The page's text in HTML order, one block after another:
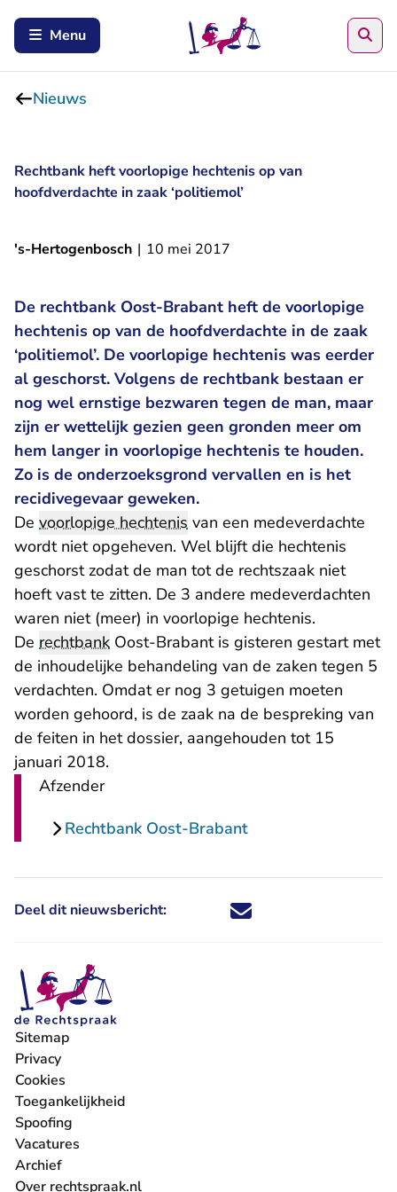
Menu
Nieuws
Rechtbank heft voorlopige hechtenis op van
hoofdverdachte in zaak ‘politiemol’
's-Hertogenbosch | 10 mei 2017
De rechtbank Oost-Brabant heft de voorlopige
hechtenis op van de hoofdverdachte in de zaak
‘politiemol’. De voorlopige hechtenis was eerder
al geschorst. Volgens de rechtbank bestaan er
nog wel ernstige bezwaren tegen de man, maar
zijn er wettelijk gezien geen gronden meer om
hem langer in voorlopige hechtenis te houden.
Zo is de onderzoeksgrond vervallen en is het
recidivegevaar geweken.
De voorlopige hechtenis van een medeverdachte
wordt niet opgeheven. Wel blijft die hechtenis
geschorst zodat de man tot de rechtszaak niet
hoeft vast te zitten. De 3 andere medeverdachten
waren niet (meer) in voorlopige hechtenis.
De rechtbank Oost-Brabant is gisteren gestart met
de inhoudelijke behandeling van de zaken tegen 5
verdachten. Omdat er nog 3 getuigen moeten
worden gehoord, is de zaak na de bespreking van
de feiten in het dossier, aangehouden tot 15
januari 2018.
Afzender
Rechtbank Oost-Brabant
Deel dit nieuwsbericht: Deel dit nieuwsbericht via X -
Deel dit nieuwsbericht via
Deel dit nieuwsbericht
Deel dit
Sitemap
Privacy
Cookies
Toegankelijkheid
Spoofing
Vacatures
- U verlaat Rechtspraak.nl
Archief
Over rechtspraak.nl